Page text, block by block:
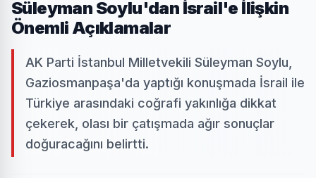
Süleyman Soylu'dan İsrail'e İlişkin
Önemli Açıklamalar
AK Parti İstanbul Milletvekili Süleyman Soylu,
Gaziosmanpaşa'da yaptığı konuşmada İsrail ile
Türkiye arasındaki coğrafi yakınlığa dikkat
çekerek, olası bir çatışmada ağır sonuçlar
doğuracağını belirtti.